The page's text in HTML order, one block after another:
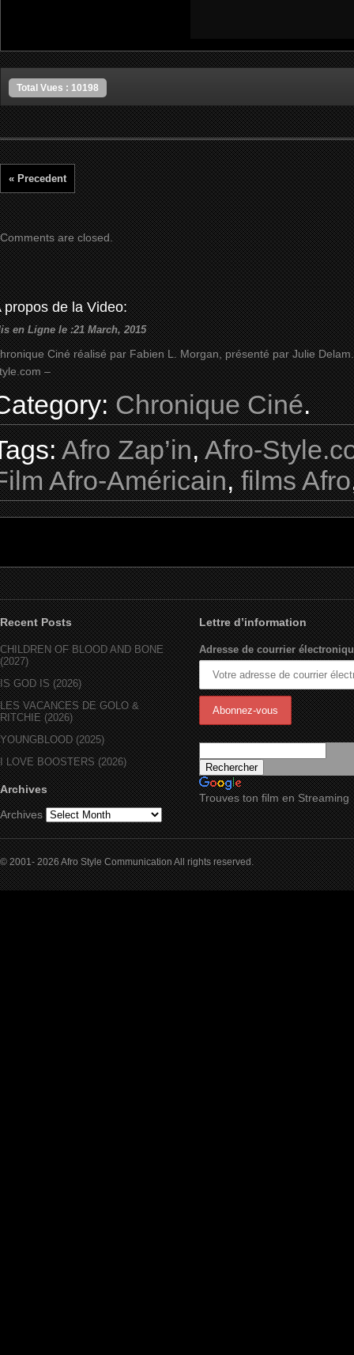
Total Vues : 10198
« Precedent
Comments are closed.
propos de la Video:
en Ligne le :21 March, 2015
Ciné réalisé par Fabien L. Morgan, présenté par Julie
–
Chronique Ciné.
Afro Zap’in,Afro-
Afro-Américain,films Afro
Recent Posts
CHILDREN OF BLOOD AND BONE
(2027)
IS GOD IS (2026)
LES VACANCES DE GOLO &
RITCHIE (2026)
YOUNGBLOOD (2025)
I LOVE BOOSTERS (2026)
Archives
Archives
Lettre d’information
Adresse de courrier
Trouves ton film en Streaming
© 2001- 2026 Afro Style Communication All rights reserved.